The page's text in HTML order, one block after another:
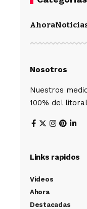
Ahora
Nosotros
Nuestros
100% del
Links rapidos
Videos
Ahora
Destacadas